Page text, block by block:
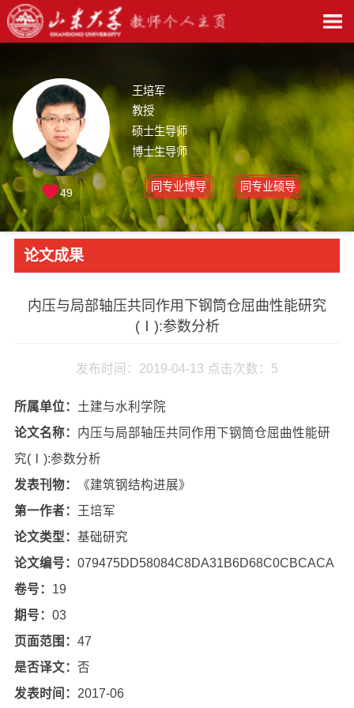
王培军
教授
硕士生导师
博士生导师
同专业博导 同专业硕导
49
论文成果
内压与局部轴压共同作用下钢筒仓屈曲性能研究
(Ⅰ):参数分析
发布时间：2019-04-13 点击次数： 5
所属单位： 土建与水利学院
论文名称： 内压与局部轴压共同作用下钢筒仓屈曲性能研
究(Ⅰ):参数分析
发表刊物：
《建筑钢结构进展》
第一作者：
王培军
论文类型： 基础研究
论文编号： 079475DD58084C8DA31B6D68C0CBCACA
卷号： 19
期号： 03
页面范围： 47
是否译文： 否
发表时间： 2017-06